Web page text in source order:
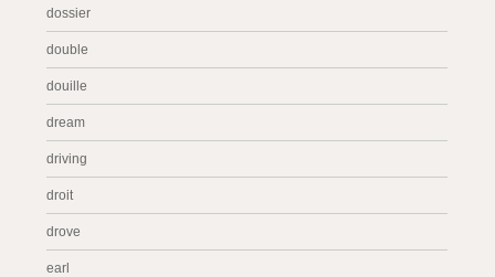
dossier
double
douille
dream
driving
droit
drove
earl